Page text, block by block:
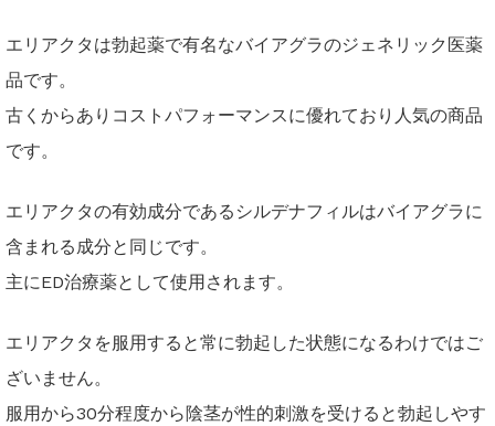
エリアクタは勃起薬で有名なバイアグラのジェネリック医薬
品です。
古くからありコストパフォーマンスに優れており人気の商品
です。
エリアクタの有効成分であるシルデナフィルはバイアグラに
含まれる成分と同じです。
主にED治療薬として使用されます。
エリアクタを服用すると常に勃起した状態になるわけではご
ざいません。
服用から30分程度から陰茎が性的刺激を受けると勃起しやす